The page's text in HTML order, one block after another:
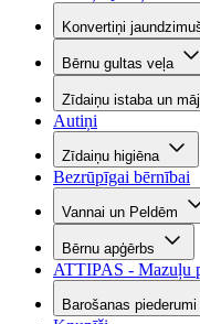
Konvertiņi
Bērnu gultas veļa
Zīdaiņu istaba un
Autiņi
Zīdaiņu higiēna
Bezrūpīgai bērnībai
Vannai un Peldēm
Bērnu apģērbs
ATTIPAS - Mazuļu
Barošanas piederumi